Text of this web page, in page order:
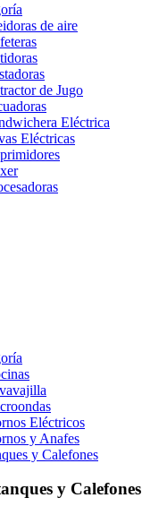
de aire
de Jugo
Eléctrica
Eléctricas
Eléctricos
y Anafes
y Calefones
y Calefones